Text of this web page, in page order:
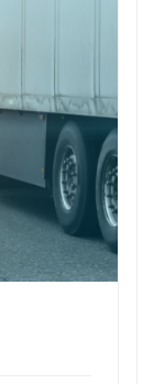
et de
des
et le
qu’une
et
et